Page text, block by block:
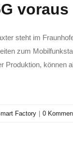
voraus
steht im
zum
Produktion, können
Factory 0